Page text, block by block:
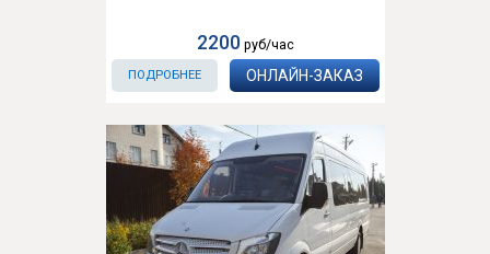
2200 руб/час
ПОДРОБНЕЕ ОНЛАЙН-ЗАКАЗ